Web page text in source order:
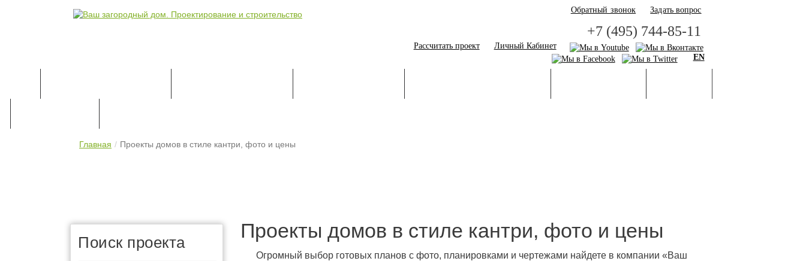
Обратный звонок Задать вопрос
+7 (495) 744-85-11
Рассчитать проект
Личный Кабинет
EN
Главная Проекты домов в стиле кантри, фото и цены
Поиск проекта
Проекты домов в стиле кантри, фото и цены
Огромный выбор готовых планов с фото, планировками и чертежами найдете в компании «Ваш